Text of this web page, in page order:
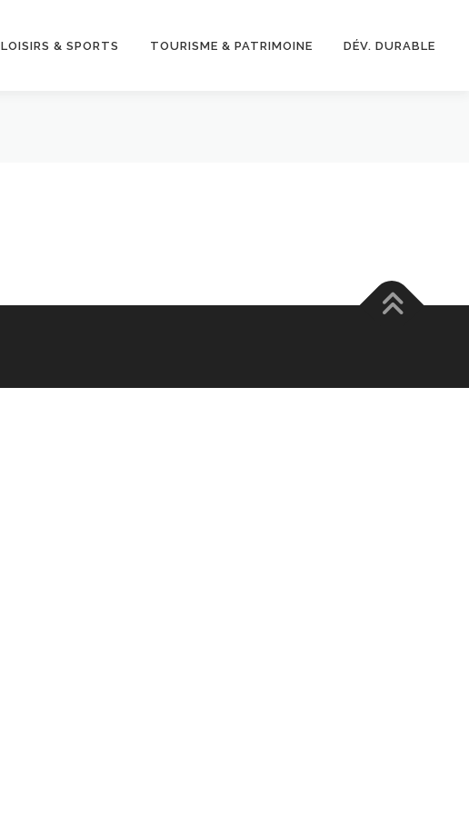
LOISIRS & SPORTS TOURISME & PATRIMOINE DÉV. DURABLE